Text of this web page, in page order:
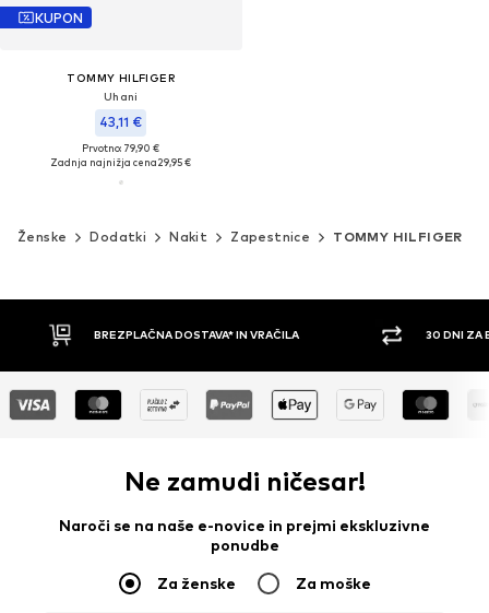
KUPON
TOMMY HILFIGER
Uhani
43,11 €
Prvotno: 79,90 €
Zadnja najnižja cena29,95 €
Ženske Dodatki Nakit Zapestnice TOMMY HILFIGER
BREZPLAČNA DOSTAVA* IN VRAČILA 30 DNI ZA
Ne zamudi ničesar!
Naroči se na naše e-novice in prejmi ekskluzivne
ponudbe
Za ženske Za moške